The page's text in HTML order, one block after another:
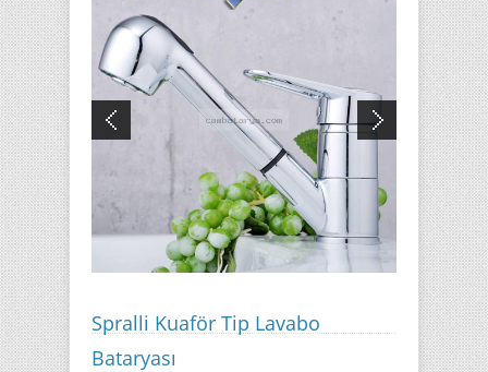
Spralli Kuaför Tip Lavabo
Bataryası